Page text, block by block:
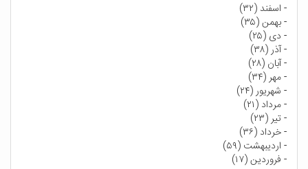
- اسفند (۳۲)
-بهمن (۳۵)
- دی (۲۵)
-آذر (۳۸)
-آبان (۲۸)
-مهر (۳۴)
- شهریور (۲۴)
-مرداد (۲۱)
-تیر (۲۳)
-خرداد (۳۶)
- اردیبهشت (۵۹)
- فروردین (۱۷)